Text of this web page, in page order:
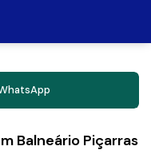
Balneário Piçarras